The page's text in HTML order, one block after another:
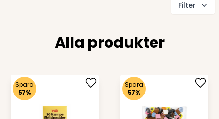
Filter
Alla produkter
Spara
57%
Spara
57%